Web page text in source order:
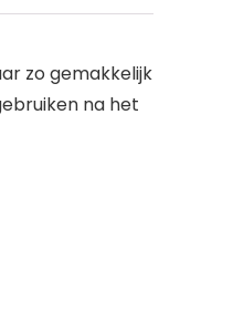
zo gemakkelijk
na het